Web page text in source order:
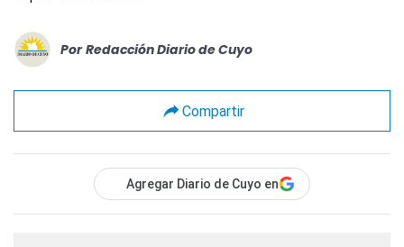
Por Redacción Diario de Cuyo
Compartir
Agregar Diario de Cuyo en